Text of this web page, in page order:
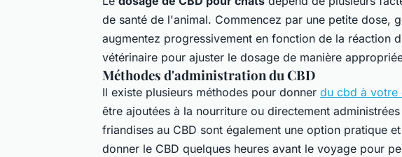
de santé de l'animal. Commencez par une petite dose,
augmentez progressivement en fonction de la réaction
vétérinaire pour ajuster le dosage de manière
Méthodes d'administration du CBD
Il existe plusieurs méthodes pour donner du cbd à votre
être ajoutées à la nourriture ou directement
friandises au CBD sont également une option pratique
donner le CBD quelques heures avant le voyage pour